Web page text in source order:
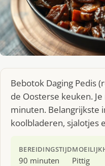
Bebotok Daging Pedis
de Oosterse keuken.
minuten. Belangrijkste
koolbladeren, sjalotjes
BEREIDINGSTIJD
90 minuten Pittig